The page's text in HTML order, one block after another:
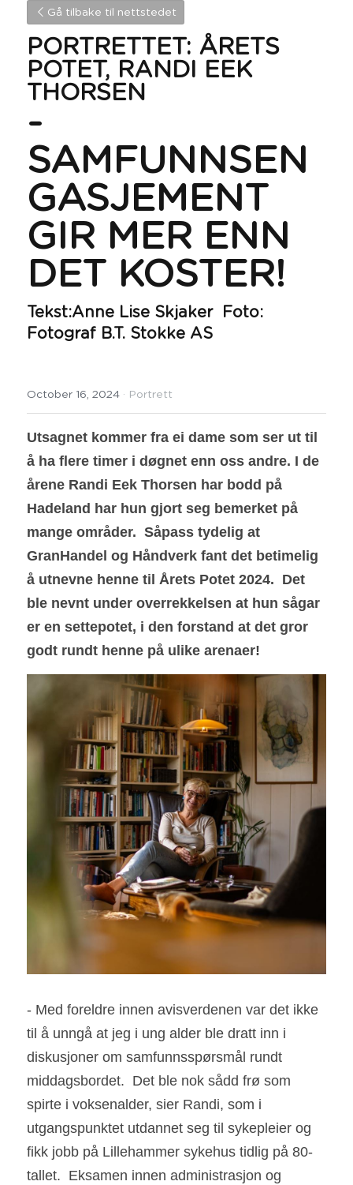
Gå tilbake til nettstedet
PORTRETTET: ÅRETS
POTET, RANDI EEK
THORSEN
-
SAMFUNNSEN
GASJEMENT
GIR MER ENN
DET KOSTER!
Tekst:Anne Lise Skjaker  Foto:
Fotograf B.T. Stokke AS
October 16, 2024 · Portrett
Utsagnet kommer fra ei dame som ser ut til
å ha flere timer i døgnet enn oss andre. I de
årene Randi Eek Thorsen har bodd på
Hadeland har hun gjort seg bemerket på
mange områder.  Såpass tydelig at
GranHandel og Håndverk fant det betimelig
å utnevne henne til Årets Potet 2024.  Det
ble nevnt under overrekkelsen at hun sågar
er en settepotet, i den forstand at det gror
godt rundt henne på ulike arenaer!
- Med foreldre innen avisverdenen var det ikke
til å unngå at jeg i ung alder ble dratt inn i
diskusjoner om samfunnsspørsmål rundt
middagsbordet.  Det ble nok sådd frø som
spirte i voksenalder, sier Randi, som i
utgangspunktet utdannet seg til sykepleier og
fikk jobb på Lillehammer sykehus tidlig på 80-
tallet.  Eksamen innen administrasjon og